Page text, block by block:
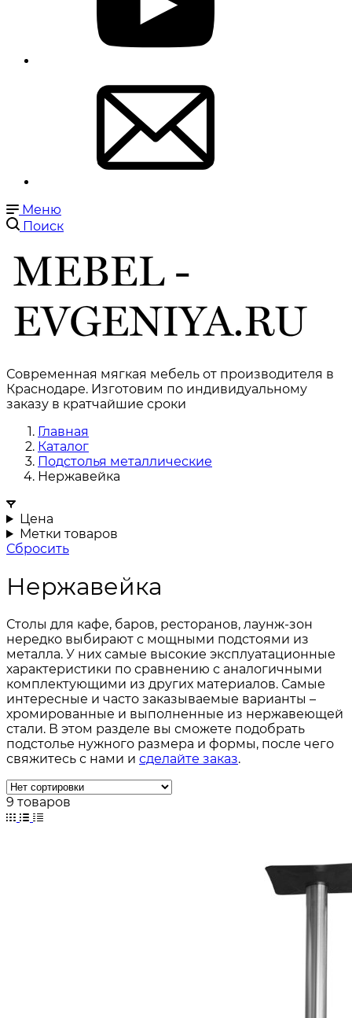
Меню
Поиск
Современная мягкая мебель от производителя в
Краснодаре. Изготовим по индивидуальному
заказу в кратчайшие сроки
Главная
Каталог
Подстолья металлические
Нержавейка
Цена
Метки товаров
Сбросить
Нержавейка
Столы для кафе, баров, ресторанов, лаунж-зон
нередко выбирают с мощными подстоями из
металла. У них самые высокие эксплуатационные
характеристики по сравнению с аналогичными
комплектующими из других материалов. Самые
интересные и часто заказываемые варианты –
хромированные и выполненные из нержавеющей
стали. В этом разделе вы сможете подобрать
подстолье нужного размера и формы, после чего
свяжитесь с нами и сделайте заказ.
9 товаров